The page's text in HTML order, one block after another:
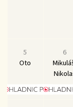
5
Oto
6